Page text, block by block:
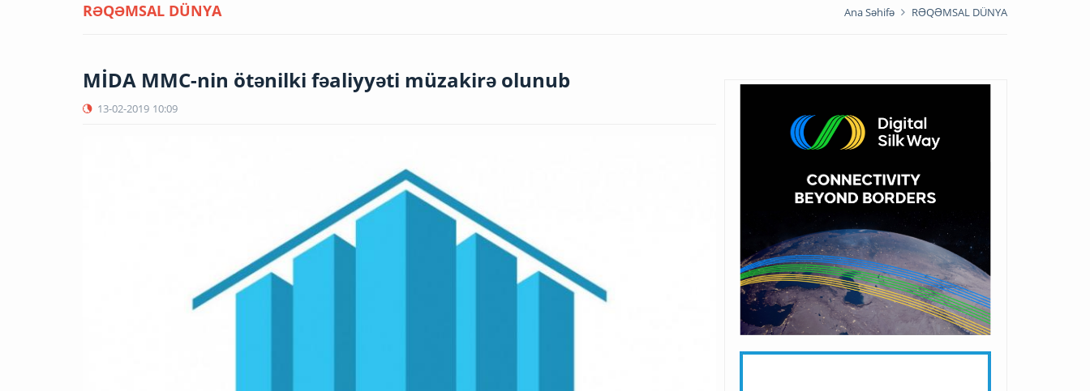
RƏQƏMSAL DÜNYA Ana Səhifə RƏQƏMSAL DÜNYA
MİDA MMC-nin ötənilki fəaliyyəti müzakirə olunub
13-02-2019 10:09